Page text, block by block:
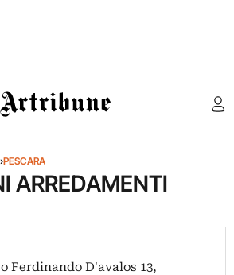
Artribune
›PESCARA
ARREDAMENTI
Ferdinando D'avalos 13,